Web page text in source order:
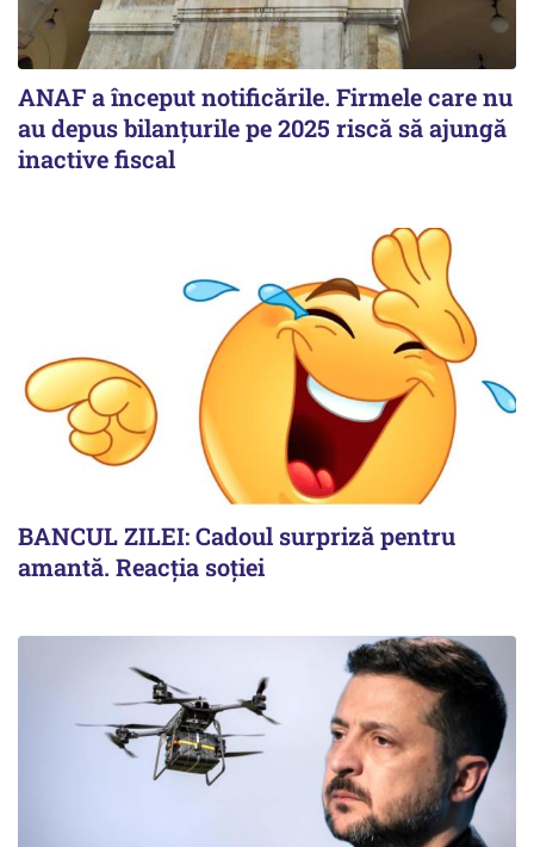
ANAF a început notificările. Firmele care nu
au depus bilanțurile pe 2025 riscă să ajungă
inactive fiscal
BANCUL ZILEI: Cadoul surpriză pentru
amantă. Reacția soției